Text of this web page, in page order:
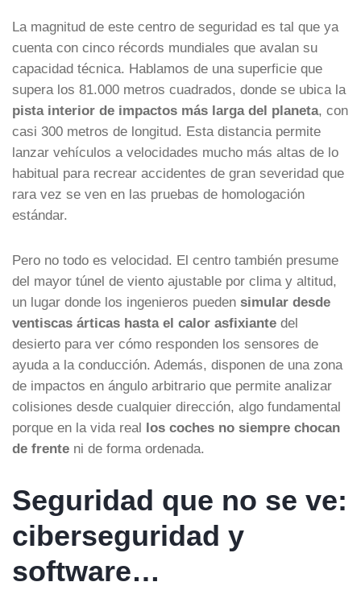
La magnitud de este centro de seguridad es tal que ya
cuenta con cinco récords mundiales que avalan su
capacidad técnica. Hablamos de una superficie que
supera los 81.000 metros cuadrados, donde se ubica la
pista interior de impactos más larga del planeta, con
casi 300 metros de longitud. Esta distancia permite
lanzar vehículos a velocidades mucho más altas de lo
habitual para recrear accidentes de gran severidad que
rara vez se ven en las pruebas de homologación
estándar.
Pero no todo es velocidad. El centro también presume
del mayor túnel de viento ajustable por clima y altitud,
un lugar donde los ingenieros pueden simular desde
ventiscas árticas hasta el calor asfixiante del
desierto para ver cómo responden los sensores de
ayuda a la conducción. Además, disponen de una zona
de impactos en ángulo arbitrario que permite analizar
colisiones desde cualquier dirección, algo fundamental
porque en la vida real los coches no siempre chocan
de frente ni de forma ordenada.
Seguridad que no se ve:
ciberseguridad y
software…